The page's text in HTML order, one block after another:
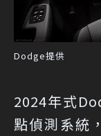
Dodge提供
2024年式
點偵測系統